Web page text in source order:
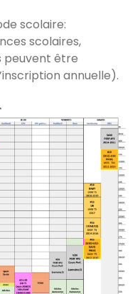
scolaire:
scolaires,
peuvent être
annuelle).